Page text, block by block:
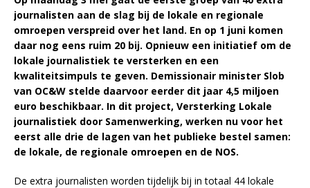
journalisten aan de slag bij de lokale en regionale
omroepen verspreid over het land. En op 1 juni komen
daar nog eens ruim 20 bij. Opnieuw een initiatief om de
lokale journalistiek te versterken en een
kwaliteitsimpuls te geven. Demissionair minister Slob
van OC&W stelde daarvoor eerder dit jaar 4,5 miljoen
euro beschikbaar. In dit project, Versterking Lokale
journalistiek door Samenwerking, werken nu voor het
eerst alle drie de lagen van het publieke bestel samen:
de lokale, de regionale omroepen en de NOS.
De extra journalisten worden tijdelijk bij in totaal 44 lokale